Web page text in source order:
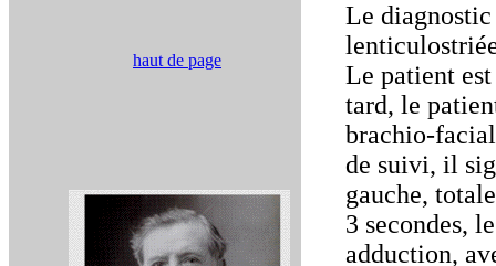
haut de page
Le
Le patient
tard, le
brachio-
de suivi, il
gauche,
3 secondes,
adduction,